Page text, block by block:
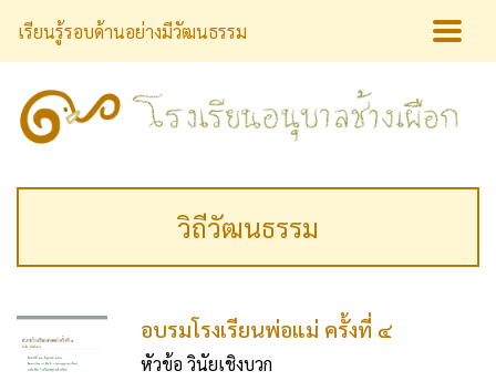
เรียนรู้รอบด้านอย่างมีวัฒนธรรม
วิถีวัฒนธรรม
อบรมโรงเรียนพ่อแม่ ครั้งที่ ๔
หัวข้อ วินัยเชิงบวก